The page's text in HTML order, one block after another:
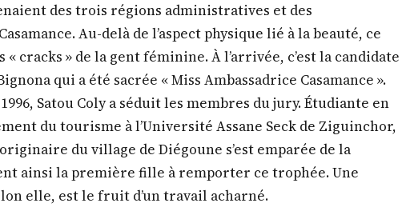
des trois régions administratives et des
Au-delà de l’aspect physique lié à la beauté, ce
cracks » de la gent féminine. À l’arrivée, c’est la candidate
qui a été sacrée « Miss Ambassadrice Casamance ».
Satou Coly a séduit les membres du jury. Étudiante en
du tourisme à l’Université Assane Seck de Ziguinchor,
du village de Diégoune s’est emparée de la
ainsi la première fille à remporter ce trophée. Une
elle, est le fruit d’un travail acharné.